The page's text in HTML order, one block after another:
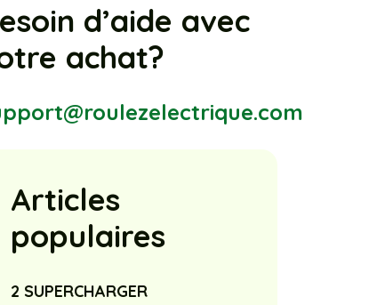
d’aide avec
achat?
Articles
populaires
2 SUPERCHARGER